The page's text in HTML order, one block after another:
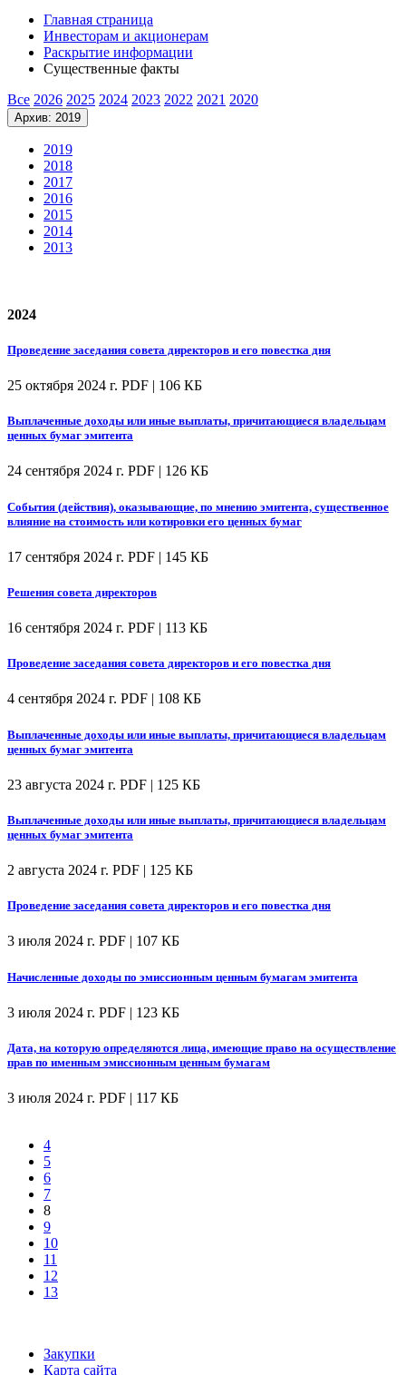
Главная страница
Инвесторам и акционерам
Раскрытие информации
Существенные факты
Все 2026 2025 2024 2023 2022 2021 2020
Архив: 2019
2019
2018
2017
2016
2015
2014
2013
2024
Проведение заседания совета директоров и его повестка дня
25 октября 2024 г. PDF | 106 КБ
Выплаченные доходы или иные выплаты, причитающиеся владельцам
ценных бумаг эмитента
24 сентября 2024 г. PDF | 126 КБ
События (действия), оказывающие, по мнению эмитента, существенное
влияние на стоимость или котировки его ценных бумаг
17 сентября 2024 г. PDF | 145 КБ
Решения совета директоров
16 сентября 2024 г. PDF | 113 КБ
Проведение заседания совета директоров и его повестка дня
4 сентября 2024 г. PDF | 108 КБ
Выплаченные доходы или иные выплаты, причитающиеся владельцам
ценных бумаг эмитента
23 августа 2024 г. PDF | 125 КБ
Выплаченные доходы или иные выплаты, причитающиеся владельцам
ценных бумаг эмитента
2 августа 2024 г. PDF | 125 КБ
Проведение заседания совета директоров и его повестка дня
3 июля 2024 г. PDF | 107 КБ
Начисленные доходы по эмиссионным ценным бумагам эмитента
3 июля 2024 г. PDF | 123 КБ
Дата, на которую определяются лица, имеющие право на осуществление
прав по именным эмиссионным ценным бумагам
3 июля 2024 г. PDF | 117 КБ
4
5
6
7
8
9
10
11
12
13
Закупки
Карта сайта